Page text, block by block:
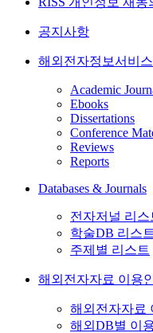
공지사항
해외전자정보서비
Academic
Ebooks
Dissertations
Conference
Reviews
Reports
Databases & Journals
전자저널 리스
학술DB 리스트
주제별 리스트
해외전자자료 이용
해외전자자료
해외DB별 이